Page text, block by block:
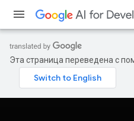
Эта страница переведена с